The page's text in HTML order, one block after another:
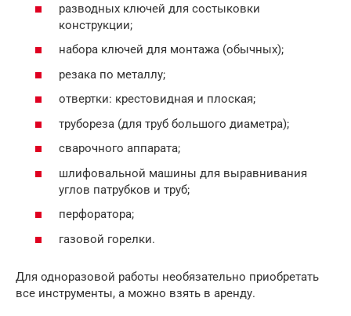
разводных ключей для состыковки
конструкции;
набора ключей для монтажа (обычных);
резака по металлу;
отвертки: крестовидная и плоская;
трубореза (для труб большого диаметра);
сварочного аппарата;
шлифовальной машины для выравнивания
углов патрубков и труб;
перфоратора;
газовой горелки.
Для одноразовой работы необязательно приобретать
все инструменты, а можно взять в аренду.